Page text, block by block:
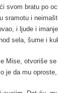
svom bratu po
sramotu i
i ljude i
sela, šume i
Mise, otvoriše
je da mu